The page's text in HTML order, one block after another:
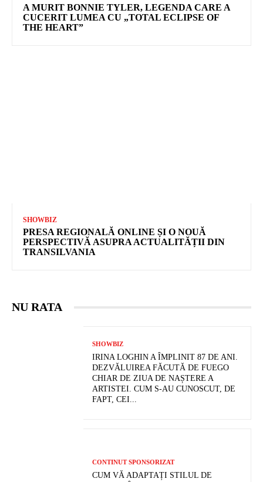
A MURIT BONNIE TYLER, LEGENDA CARE A
CUCERIT LUMEA CU „TOTAL ECLIPSE OF
THE HEART”
SHOWBIZ
PRESA REGIONALĂ ONLINE ȘI O NOUĂ
PERSPECTIVĂ ASUPRA ACTUALITĂȚII DIN
TRANSILVANIA
NU RATA
SHOWBIZ
IRINA LOGHIN A ÎMPLINIT 87 DE ANI.
DEZVĂLUIREA FĂCUTĂ DE FUEGO
CHIAR DE ZIUA DE NAȘTERE A
ARTISTEI. CUM S-AU CUNOSCUT, DE
FAPT, CEI...
CONTINUT SPONSORIZAT
CUM VĂ ADAPTAȚI STILUL DE